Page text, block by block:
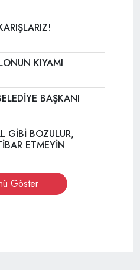
KIYAMI
BAŞKANI
GİBİ BOZULUR,
ETMEYİN
Göster